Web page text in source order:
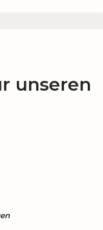
unseren